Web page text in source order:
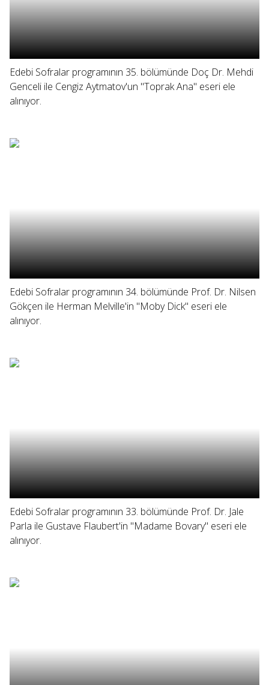
Edebi Sofralar programının 35. bölümünde Doç Dr. Mehdi
Genceli ile Cengiz Aytmatov'un "Toprak Ana" eseri ele
alınıyor.
Edebi Sofralar programının 34. bölümünde Prof. Dr. Nilsen
Gökçen ile Herman Melville'in "Moby Dick" eseri ele
alınıyor.
Edebi Sofralar programının 33. bölümünde Prof. Dr. Jale
Parla ile Gustave Flaubert'in "Madame Bovary" eseri ele
alınıyor.